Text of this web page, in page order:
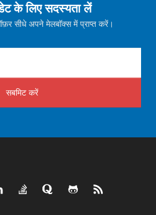
के लिए सदस्यता लें
सीधे अपने मेलबॉक्स में प्राप्त करें।
सबमिट करें